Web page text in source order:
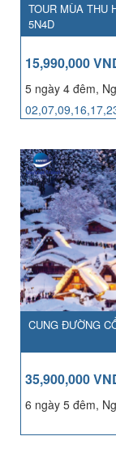
TOUR MÙA THU
5N4D
15,990,000
5 ngày 4 đêm,
CUNG ĐƯỜNG
35,900,000
6 ngày 5 đêm,